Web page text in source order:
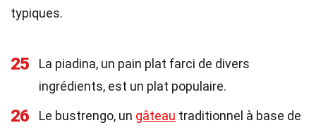
typiques.
25
La piadina, un pain plat farci de divers
ingrédients, est un plat populaire.
26 Le bustrengo, un gâteau traditionnel à base de